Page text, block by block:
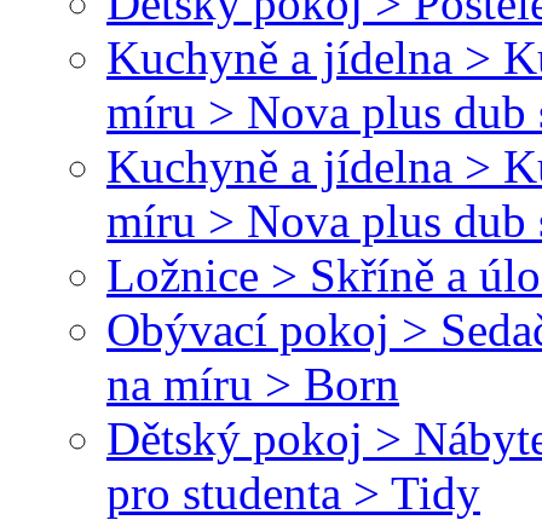
Kuchyně a jídelna >
míru > Nova plus dub
Kuchyně a jídelna >
míru > Nova plus dub
Ložnice > Skříně a
Obývací pokoj >
na míru > Born
Dětský pokoj >
pro studenta > Tidy